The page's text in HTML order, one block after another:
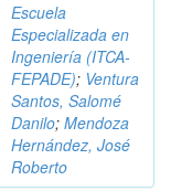
Escuela
Especializada en
Ingeniería (ITCA-
FEPADE); Ventura
Santos, Salomé
Danilo; Mendoza
Hernández, José
Roberto